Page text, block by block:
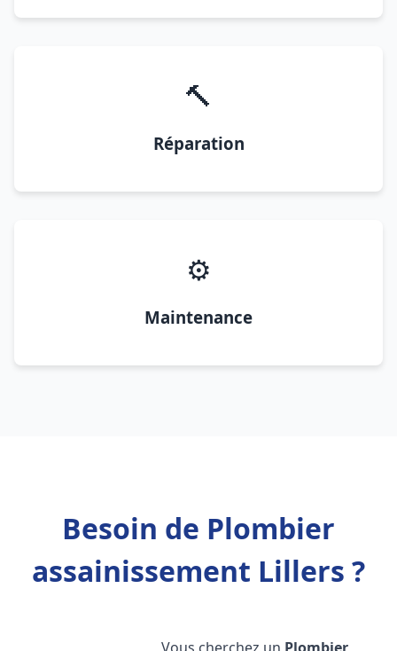
🔨
Réparation
⚙️
Maintenance
Besoin de Plombier
assainissement Lillers ?